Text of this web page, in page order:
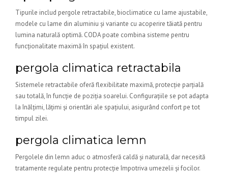
Tipurile includ pergole retractabile, bioclimatice cu lame ajustabile,
modele cu lame din aluminiu și variante cu acoperire tăiată pentru
lumina naturală optimă. CODA poate combina sisteme pentru
funcționalitate maximă în spațiul existent.
pergola climatica retractabila
Sistemele retractabile oferă flexibilitate maximă, protecție parțială
sau totală, în funcție de poziția soarelui. Configurațiile se pot adapta
la înălțimi, lățimi și orientări ale spațiului, asigurând confort pe tot
timpul zilei.
pergola climatica lemn
Pergolele din lemn aduc o atmosferă caldă și naturală, dar necesită
tratamente regulate pentru protecție împotriva umezelii și focilor.